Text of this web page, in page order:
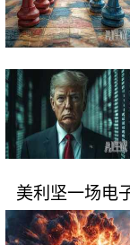
美利坚一场电